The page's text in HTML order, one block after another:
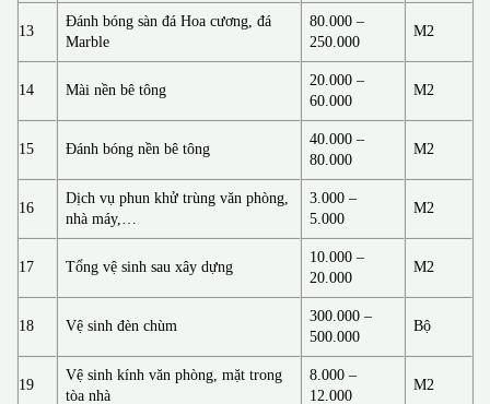
13
Đánh bóng sàn đá Hoa cương, đá
Marble
80.000 –
250.000
M2
14 Mài nền bê tông
20.000 –
60.000
M2
15 Đánh bóng nền bê tông
40.000 –
80.000
M2
16
Dịch vụ phun khử trùng văn phòng,
nhà máy,…
3.000 –
5.000
M2
17 Tổng vệ sinh sau xây dựng
10.000 –
20.000
M2
18 Vệ sinh đèn chùm
300.000 –
500.000
Bộ
19
Vệ sinh kính văn phòng, mặt trong
tòa nhà
8.000 –
12.000
M2